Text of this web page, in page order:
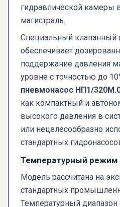
гидравлической камеры
магистраль.
Специальный клапанный
обеспечивает
поддержание давления
уровне с точностью до
пневмонасос НП1/
как компактный и
высокого давления в
или нецелесообразно
стандартных
Температурный режим
Модель рассчитана на
стандартных
Температурный